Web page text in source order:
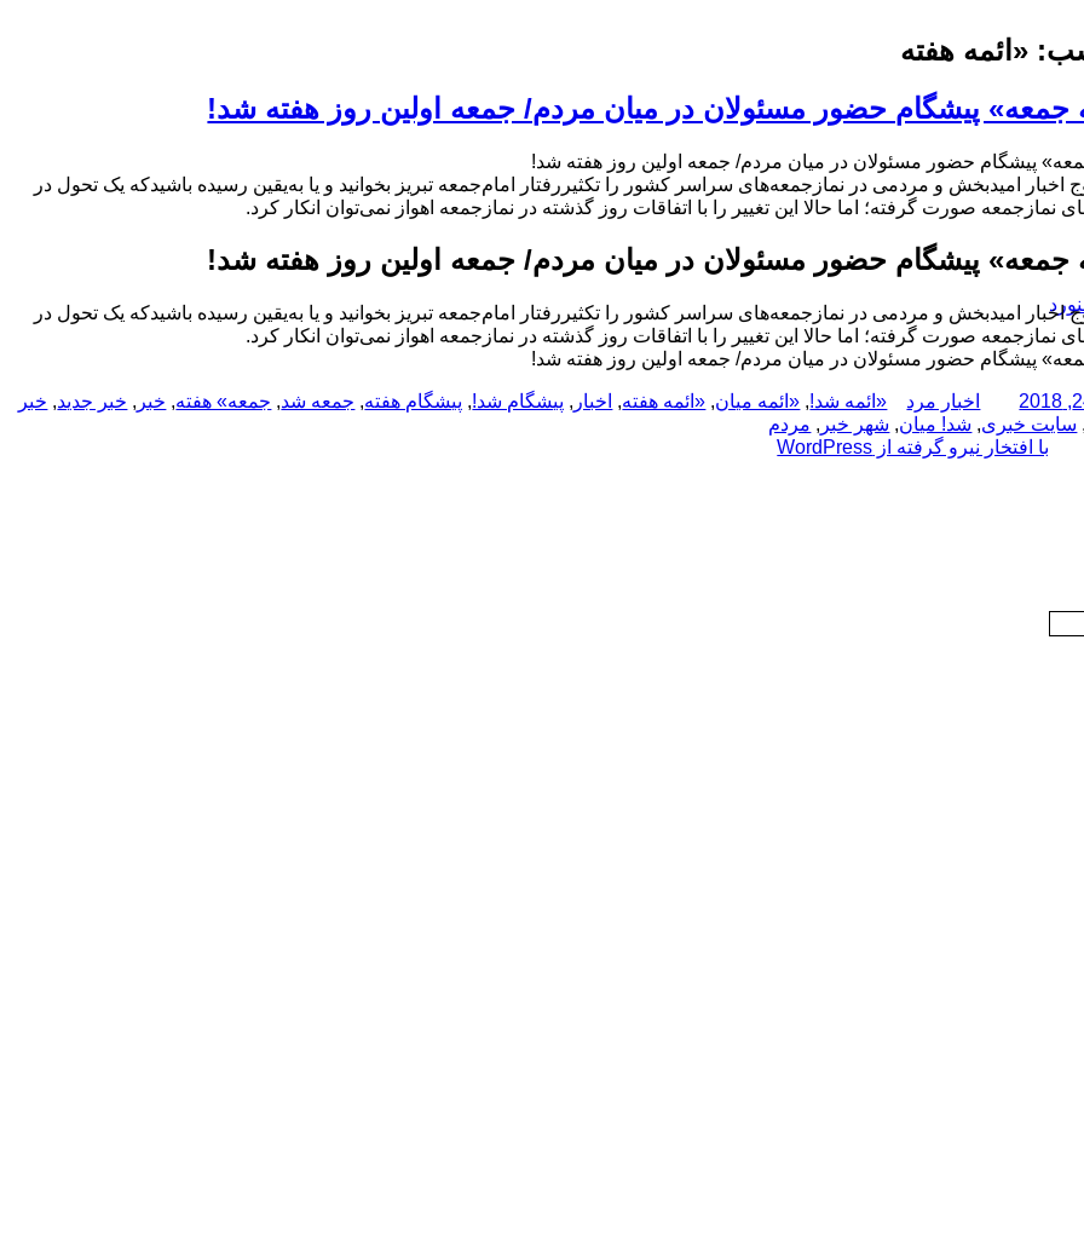
«ائمه هفته
جمعه» پیشگام حضور مسئولان در میان مردم/ جمعه اولین روز هفته شد!
پیشگام حضور مسئولان در میان مردم/ جمعه اولین روز هفته شد!
اخبار امیدبخش و مردمی در نمازجمعه‌های سراسر کشور را تکثیررفتار امام‌جمعه تبریز بخوانید و یا به‌یقین رسیده باشیدکه یک تحول در
نمازجمعه صورت گرفته؛ اما حالا این تغییر را با اتفاقات روز گذشته در نمازجمعه اهواز نمی‌توان انکار کرد.
جمعه» پیشگام حضور مسئولان در میان مردم/ جمعه اولین روز هفته شد!
اخبار امیدبخش و مردمی در نمازجمعه‌های سراسر کشور را تکثیررفتار امام‌جمعه تبریز بخوانید و یا به‌یقین رسیده باشیدکه یک تحول در
نمازجمعه صورت گرفته؛ اما حالا این تغییر را با اتفاقات روز گذشته در نمازجمعه اهواز نمی‌توان انکار کرد.
پیشگام حضور مسئولان در میان مردم/ جمعه اولین روز هفته شد!
نویسنده
دسته‌ها
اخبار مرد برچسب‌ها
«ائمه شد!, «ائمه میان, «ائمه هفته, اخبار , پیشگام شد!, پیشگام هفته, جمعه شد, جمعه» هفته, خبر , خبر جدید, خبر
سایت خبری, شد! میان, شهر خبر , مردم
با افتخار نیرو گرفته از WordPress